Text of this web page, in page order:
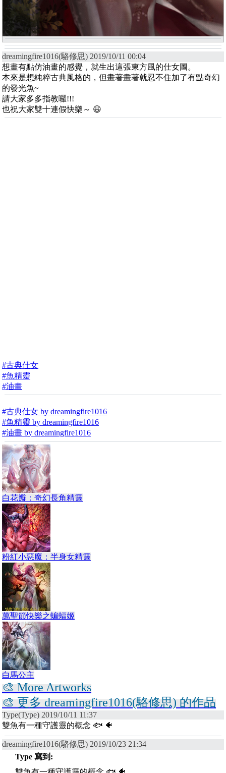
dreamingfire1016(駱修思) 2019/10/11 00:04
想畫有點仿油畫的感覺，就生出這張東方風的仕女圖。
本來是想純粹古典風格的，但畫著畫著就忍不住加了有點奇幻
的發光魚~
請大家多多指教囉!!!
也祝大家雙十連假快樂～ 😃
#古典仕女
#魚精靈
#油畫
#古典仕女 by dreamingfire1016
#魚精靈 by dreamingfire1016
#油畫 by dreamingfire1016
白花瓣：奇幻長角精靈
粉紅小惡魔：半身女精靈
萬聖節快樂之蝙蝠姬
白馬公主
🎨 More Artworks
🎨 更多 dreamingfire1016(駱修思) 的作品
Type(Type) 2019/10/11 11:37
雙魚有一種守護靈的概念 🐟 🐠
dreamingfire1016(駱修思) 2019/10/23 21:34
Type 寫到: